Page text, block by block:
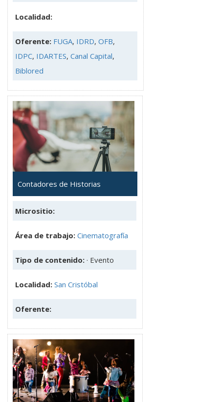
Localidad:
Oferente: FUGA, IDRD, OFB,
IDPC, IDARTES, Canal Capital,
Biblored
Contadores de Historias
Micrositio:
Área de trabajo: Cinematografía
Tipo de contenido: · Evento
Localidad: San Cristóbal
Oferente: